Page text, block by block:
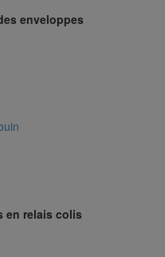
enveloppes
en relais colis